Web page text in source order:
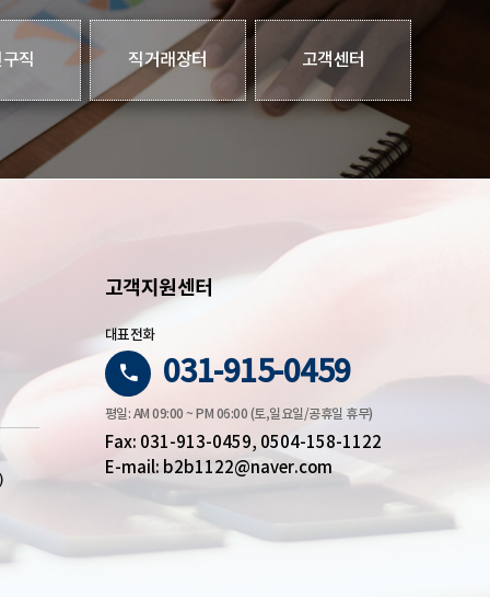
직 직거래장터 고객센터
고객지원센터
대표전화
031-915-0459
평일: AM 09:00 ~ PM 06:00 (토,일요일/공휴일 휴무)
Fax: 031-913-0459, 0504-158-1122
E-mail: b2b1122@naver.com